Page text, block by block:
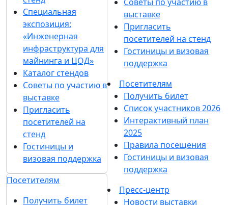
Специальная
экспозиция:
«Инженерная
инфраструктура для
майнинга и ЦОД»
Каталог стендов
Советы по участию в
выставке
Пригласить
посетителей на
стенд
Гостиницы и
визовая поддержка
Посетителям
Получить билет
выставке
Пригласить
посетителей на стенд
Гостиницы и визовая
поддержка
Посетителям
Получить билет
Список участников 2026
Интерактивный план
2025
Правила посещения
Гостиницы и визовая
поддержка
Пресс-центр
Новости выставки